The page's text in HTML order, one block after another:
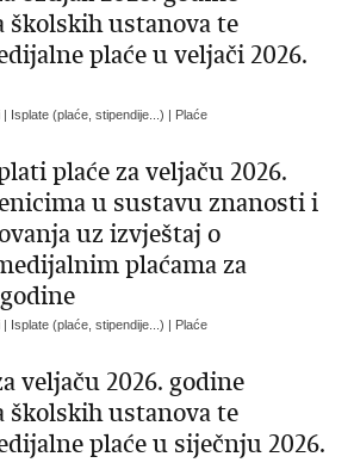
školskih ustanova te
plaće u veljači 2026.
Isplate (plaće, stipendije...) | Plaće
plaće za veljaču 2026.
u sustavu znanosti i
uz izvještaj o
plaćama za
Isplate (plaće, stipendije...) | Plaće
veljaču 2026. godine
školskih ustanova te
plaće u siječnju 2026.